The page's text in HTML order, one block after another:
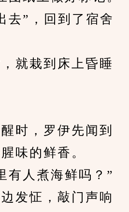
”，回到了宿舍
栽到床上昏睡
，罗伊先闻到
味的鲜香。
人煮海鲜吗？”
怔，敲门声响